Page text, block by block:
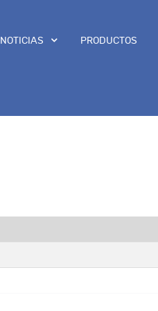
NOTICIAS PRODUCTOS